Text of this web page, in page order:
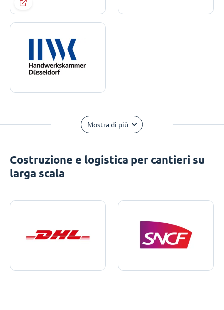
Mostra di più
Costruzione e logistica per cantieri su
larga scala